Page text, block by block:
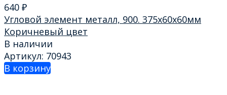
640 ₽
Угловой элемент металл, 900. 375х60х60мм
Коричневый цвет
В наличии
Артикул: 70943
В корзину